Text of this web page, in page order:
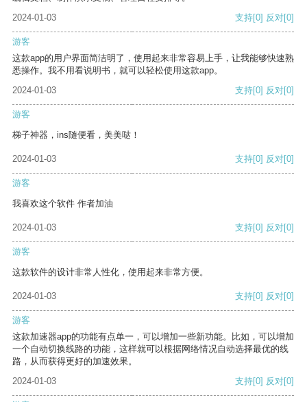
2024-01-03
支持[0] 反对[0]
游客
这款app的用户界面简洁明了，使用起来非常容易上手，让我能够快速熟
悉操作。我不用看说明书，就可以轻松使用这款app。
2024-01-03
支持[0] 反对[0]
游客
梯子神器，ins随便看，美美哒！
2024-01-03 支持[0] 反对[0]
游客
我喜欢这个软件 作者加油
2024-01-03 支持[0] 反对[0]
游客
这款软件的设计非常人性化，使用起来非常方便。
2024-01-03 支持[0] 反对[0]
游客
这款加速器app的功能有点单一，可以增加一些新功能。比如，可以增加
一个自动切换线路的功能，这样就可以根据网络情况自动选择最优的线
路，从而获得更好的加速效果。
2024-01-03
支持[0] 反对[0]